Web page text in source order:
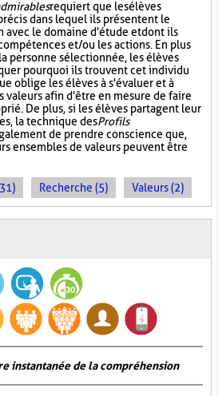
requiert que les élèves
dans lequel ils présentent le
avec le domaine d'étude et dont ils
et/ou les actions. En plus
personne sélectionnée, les élèves
pourquoi ils trouvent cet individu
oblige les élèves à s'évaluer et à
valeurs afin d'être en mesure de faire
De plus, si les élèves partagent leur
la technique desProfils
de prendre conscience que,
ensembles de valeurs peuvent être
Recherche (5) Valeurs (2)
instantanée de la compréhension